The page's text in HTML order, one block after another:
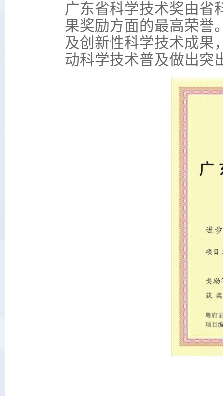
广东省科学技术奖由省
果奖励方面的最高荣誉
及创新性科学技术成果
动科学技术普及做出突